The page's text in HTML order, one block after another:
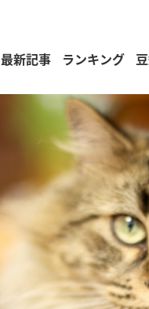
最新記事 ランキング